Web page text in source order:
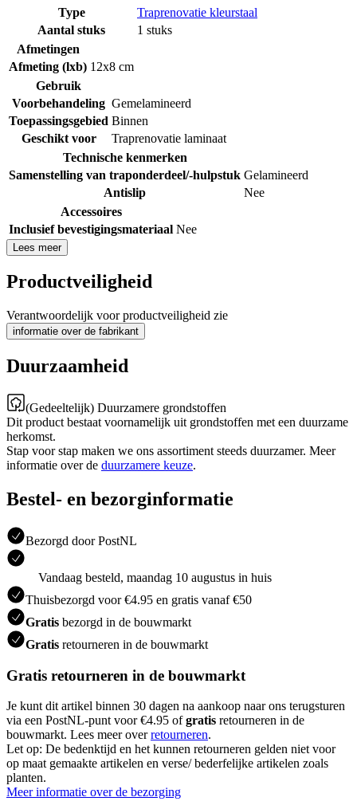
Type
Traprenovatie kleurstaal
Aantal stuks
1 stuks
Afmetingen
Afmeting (lxb) 12x8 cm
Gebruik
Voorbehandeling Gemelamineerd
Toepassingsgebied Binnen
Geschikt voor
Traprenovatie laminaat
Technische kenmerken
Samenstelling van traponderdeel/-hulpstuk Gelamineerd
Antislip
Nee
Accessoires
Inclusief bevestigingsmateriaal Nee
Lees meer
Productveiligheid
Verantwoordelijk voor productveiligheid zie
informatie over de fabrikant
Duurzaamheid
(Gedeeltelijk) Duurzamere grondstoffen
Dit product bestaat voornamelijk uit grondstoffen met een duurzame
herkomst.
Stap voor stap maken we ons assortiment steeds duurzamer. Meer
informatie over de duurzamere keuze.
Bestel- en bezorginformatie
Bezorgd door PostNL
Vandaag besteld, maandag 10 augustus in huis
Thuisbezorgd voor €4.95 en gratis vanaf €50
Gratis bezorgd in de bouwmarkt
Gratis retourneren in de bouwmarkt
Gratis retourneren in de bouwmarkt
Je kunt dit artikel binnen 30 dagen na aankoop naar ons terugsturen
via een PostNL-punt voor €4.95 ofgratis retourneren in de
bouwmarkt. Lees meer overretourneren.
Let op: De bedenktijd en het kunnen retourneren gelden niet voor
op maat gemaakte artikelen en verse/ bederfelijke artikelen zoals
planten.
Meer informatie over de bezorging